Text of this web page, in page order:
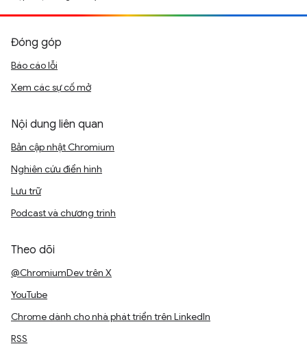
Đóng góp
Báo cáo lỗi
Xem các sự cố mở
Nội dung liên quan
Bản cập nhật Chromium
Nghiên cứu điển hình
Lưu trữ
Podcast và chương trình
Theo dõi
@ChromiumDev trên X
YouTube
Chrome dành cho nhà phát triển trên LinkedIn
RSS